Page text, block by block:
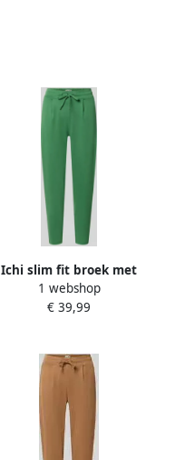
Ichi slim fit broek met
viscose model 'KATE'
1 webshop
€ 39,99